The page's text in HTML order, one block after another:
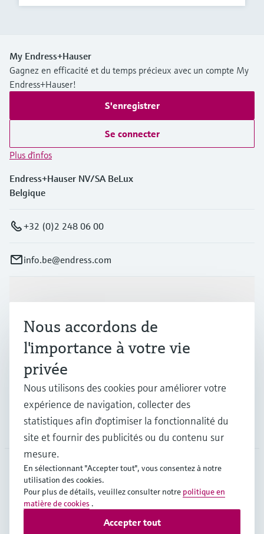
My Endress+Hauser
Gagnez en efficacité et du temps précieux avec un compte My
Endress+Hauser!
S'enregistrer
Se connecter
Plus d'infos
Endress+Hauser NV/SA BeLux
Belgique
+32 (0)2 248 06 00
info.be@endress.com
Industries
Support
Société
BEL•Français
Copyright © Endress+Hauser Group Services AG
Nous accordons de
l'importance à votre vie
privée
Nous utilisons des cookies pour améliorer votre
expérience de navigation, collecter des
statistiques afin d'optimiser la fonctionnalité du
site et fournir des publicités ou du contenu sur
mesure.
En sélectionnant "Accepter tout", vous consentez à notre
utilisation des cookies.
Pour plus de détails, veuillez consulter notre politique en
matière de cookies .
Accepter tout